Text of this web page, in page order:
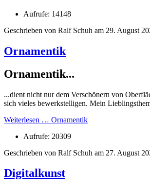
Aufrufe: 14148
Geschrieben von Ralf Schuh am 29. August
Ornamentik
Ornamentik...
...dient nicht nur dem Verschönern von
sich vieles bewerkstelligen. Mein
Weiterlesen … Ornamentik
Aufrufe: 20309
Geschrieben von Ralf Schuh am 27. August
Digitalkunst